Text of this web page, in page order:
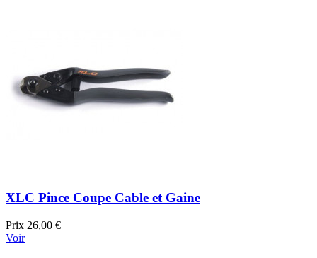
XLC Pince Coupe Cable et Gaine
Prix 26,00 €
Voir